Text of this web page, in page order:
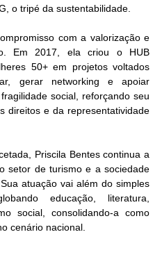
o tripé da sustentabilidade.
com a valorização e
Em 2017, ela criou o HUB
50+ em projetos voltados
gerar networking e apoiar
social, reforçando seu
direitos e da representatividade
Priscila Bentes continua a
setor de turismo e a sociedade
atuação vai além do simples
educação, literatura,
social, consolidando-a como
cenário nacional.